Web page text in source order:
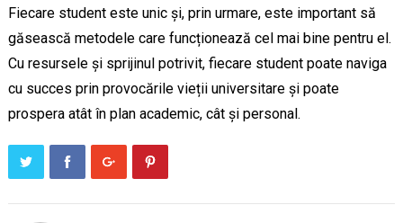
Fiecare student este unic și, prin urmare, este important să
găsească metodele care funcționează cel mai bine pentru el.
Cu resursele și sprijinul potrivit, fiecare student poate naviga
cu succes prin provocările vieții universitare și poate
prospera atât în plan academic, cât și personal.